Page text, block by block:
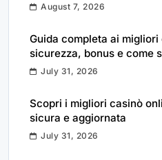
August 7, 2026
Guida completa ai
sicurezza, bonus e come
July 31, 2026
Scopri i migliori casinò
sicura e aggiornata
July 31, 2026